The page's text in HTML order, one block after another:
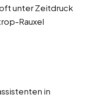
unter Zeitdruck
Rauxel
in